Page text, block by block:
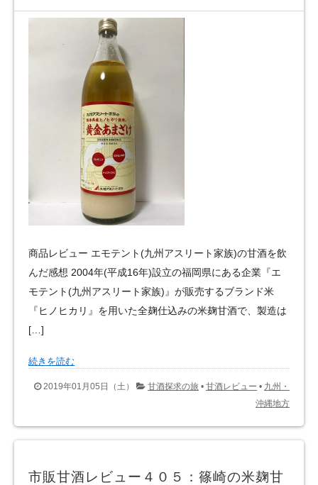
商品レビュー エモテント(九州アスリート家族)の甘酒を飲
んだ感想 2004年(平成16年)設立の福岡県にある企業『エ
モテント(九州アスリート家族)』が販売するブランド米
『ヒノヒカリ』を用いた全麹仕込みの米麹甘酒で、製造は
[…]
続きを読む
2019年01月05日（土） 甘酒探求の旅 • 甘酒レビュー • 九州・
沖縄地方
市販甘酒レビュー４０５：篠崎の米麹甘